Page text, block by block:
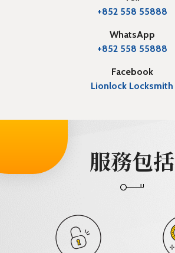
+852 558 55888
WhatsApp
+852 558 55888
Facebook
Lionlock Locksmith
服務包括